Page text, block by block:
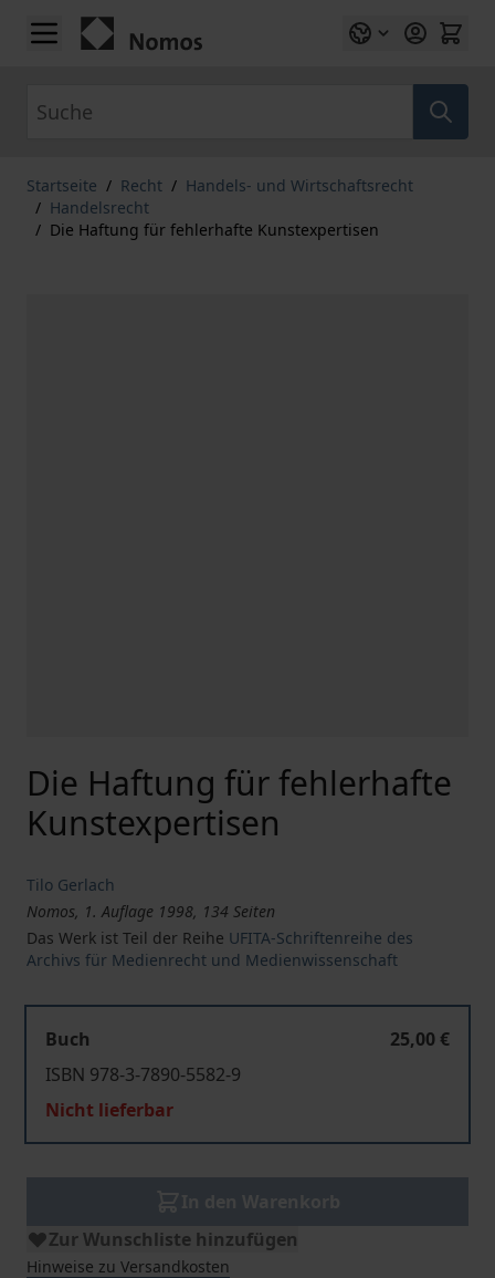
Zum Inhalt springen
Startseite / Recht / Handels- und Wirtschaftsrecht
/ Handelsrecht
/ Die Haftung für fehlerhafte Kunstexpertisen
Die Haftung für fehlerhafte
Kunstexpertisen
Tilo Gerlach
Nomos, 1. Auflage 1998, 134 Seiten
Das Werk ist Teil der Reihe UFITA-Schriftenreihe des
Archivs für Medienrecht und Medienwissenschaft
Buch
25,00 €
ISBN 978-3-7890-5582-9
Nicht lieferbar
Zur Wunschliste hinzufügen
Hinweise zu Versandkosten